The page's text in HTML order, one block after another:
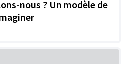
nous ? Un modèle de